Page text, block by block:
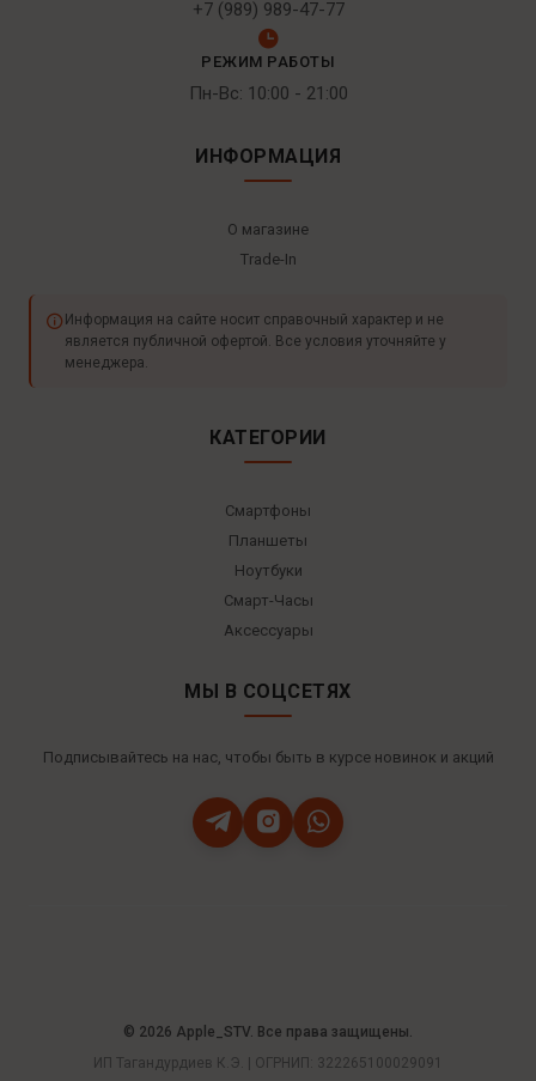
+7 (989) 989-47-77
РЕЖИМ РАБОТЫ
Пн-Вс: 10:00 - 21:00
ИНФОРМАЦИЯ
О магазине
Trade-In
Информация на сайте носит справочный характер и не
является публичной офертой. Все условия уточняйте у
менеджера.
КАТЕГОРИИ
Смартфоны
Планшеты
Ноутбуки
Смарт-Часы
Аксессуары
МЫ В СОЦСЕТЯХ
Подписывайтесь на нас, чтобы быть в курсе новинок и акций
© 2026 Apple_STV. Все права защищены.
ИП Тагандурдиев К.Э. | ОГРНИП: 322265100029091